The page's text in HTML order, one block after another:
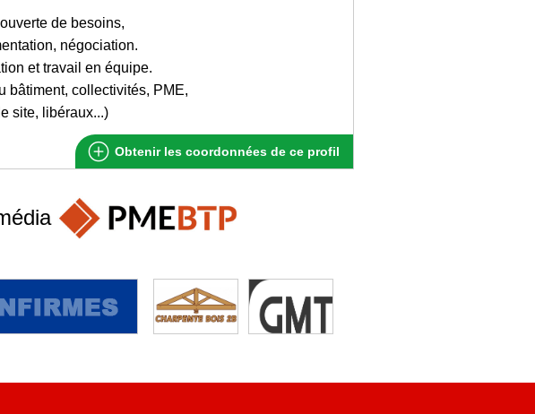
de besoins,
négociation.
et travail en équipe.
bâtiment, collectivités, PME,
site, libéraux...)
Obtenir les coordonnées de ce profil